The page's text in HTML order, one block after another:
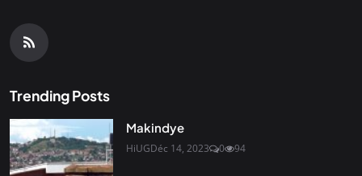
Trending Posts
Makindye
HiUGDéc 14, 2023 0 94